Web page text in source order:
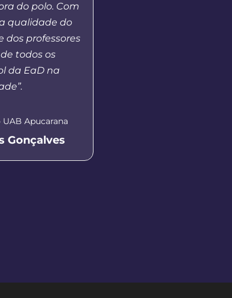
do polo. Com
qualidade do
dos professores
todos os
da EaD na
Apucarana
Gonçalves